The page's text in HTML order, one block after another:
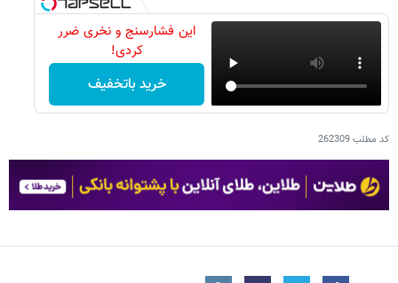
این فشارسنج و نخری ضرر
کردی!
خرید باتخفیف
کد مطلب262309